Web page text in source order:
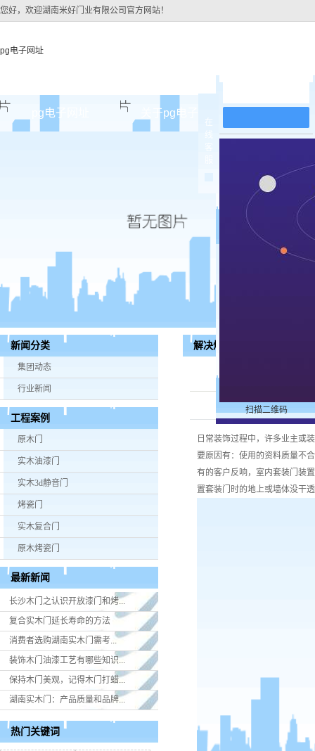
您好，欢迎湖南米好门业有限公司官方网站！
pg电子网址
pg电子网址 关于pg电子网址
公司团队
实木油
实木3d
烤瓷
实木复
新闻分类
集团动态
行业新闻
工程案例
原木门
实木油漆门
实木3d静音门
烤瓷门
实木复合门
原木烤瓷门
最新新闻
长沙木门之认识开放漆门和烤...
复合实木门延长寿命的方法
消费者选购湖南实木门​需考...
装饰木门油漆工艺有哪些知识...
保持木门美观，记得木门打蜡...
湖南实木门：产品质量和品牌...
热门关键词
解决烤漆套装门的线条及
日常装饰过程中，许多业主或
要原因有：使用的资料质量不
有的客户反响，室内套装门装
置套装门时的地上或墙体没干
在
扫描二维码